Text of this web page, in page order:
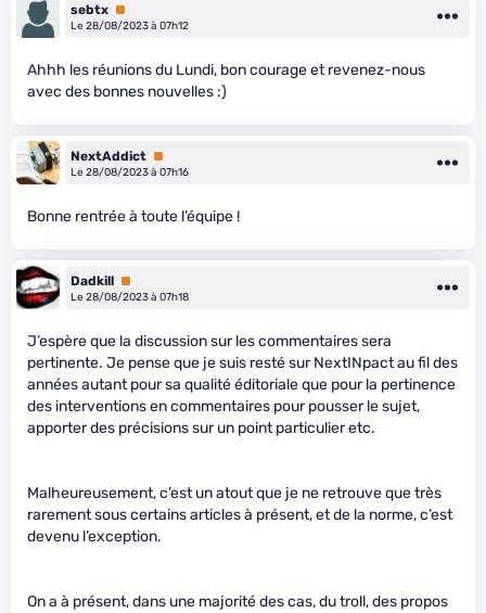
sebtx Premium
Le 28/08/2023 à 07h12
Ahhh les réunions du Lundi, bon courage et revenez-nous
avec des bonnes nouvelles :)
NextAddict Premium
Le 28/08/2023 à 07h16
Bonne rentrée à toute l’équipe !
Dadkill Premium
Le 28/08/2023 à 07h18
J’espère que la discussion sur les commentaires sera
pertinente. Je pense que je suis resté sur NextINpact au fil des
années autant pour sa qualité éditoriale que pour la pertinence
des interventions en commentaires pour pousser le sujet,
apporter des précisions sur un point particulier etc.
Malheureusement, c’est un atout que je ne retrouve que très
rarement sous certains articles à présent, et de la norme, c’est
devenu l’exception.
On a à présent, dans une majorité des cas, du troll, des propos